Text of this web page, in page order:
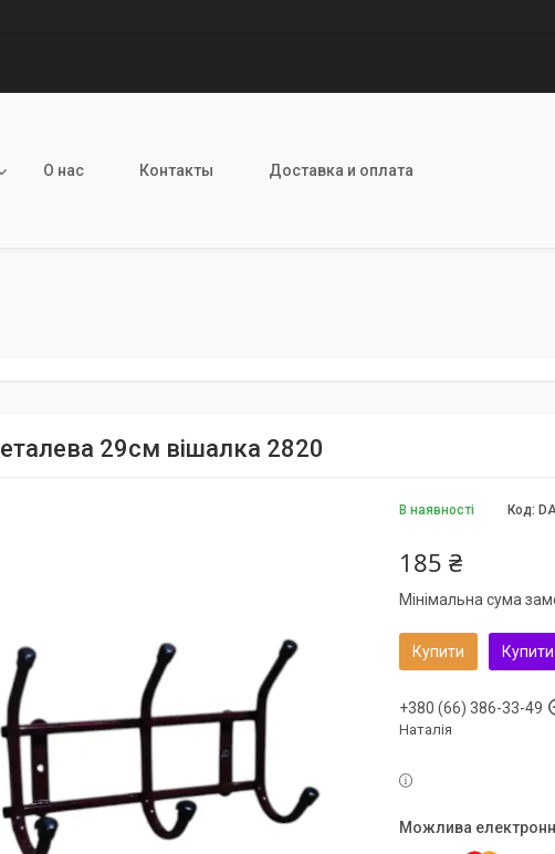
О нас Контакты Доставка и оплата
29см вішалка 2820
В наявності Код:
185 ₴
Мінімальна сума
Купити Купити
+380 (66) 386-33-49
Наталія